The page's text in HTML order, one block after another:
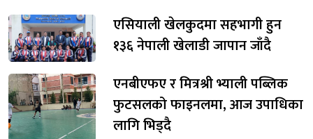
एसियाली खेलकुदमा सहभागी हुन
१३६ नेपाली खेलाडी जापान जाँदै
एनबीएफए र मित्रश्री भ्याली पब्लिक
फुटसलको फाइनलमा, आज उपाधिका
लागि भिड्दै